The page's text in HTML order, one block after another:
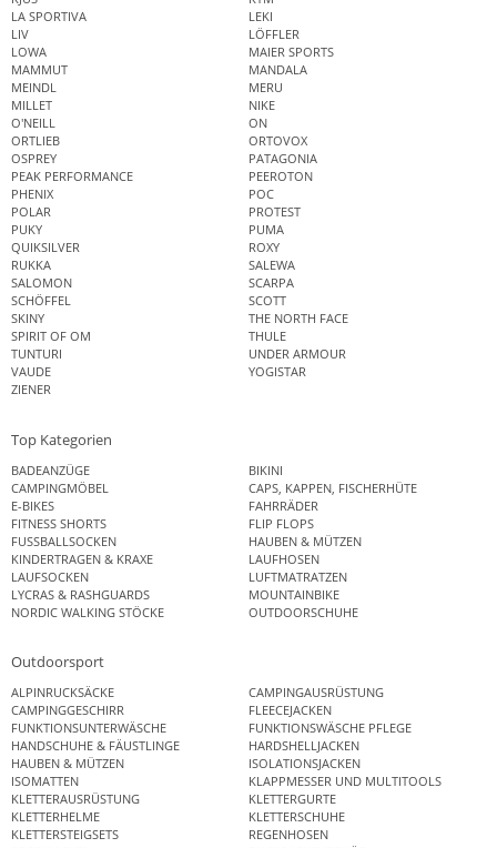
LA SPORTIVA
LEKI
LIV
LÖFFLER
LOWA
MAIER SPORTS
MAMMUT
MANDALA
MEINDL
MERU
MILLET
NIKE
O'NEILL
ON
ORTLIEB
ORTOVOX
OSPREY
PATAGONIA
PEAK PERFORMANCE
PEEROTON
PHENIX
POC
POLAR
PROTEST
PUKY
PUMA
QUIKSILVER
ROXY
RUKKA
SALEWA
SALOMON
SCARPA
SCHÖFFEL
SCOTT
SKINY
THE NORTH FACE
SPIRIT OF OM
THULE
TUNTURI
UNDER ARMOUR
VAUDE
YOGISTAR
ZIENER
Top Kategorien
BADEANZÜGE
BIKINI
CAMPINGMÖBEL
CAPS, KAPPEN, FISCHERHÜTE
E-BIKES
FAHRRÄDER
FITNESS SHORTS
FLIP FLOPS
FUSSBALLSOCKEN
HAUBEN & MÜTZEN
KINDERTRAGEN & KRAXE
LAUFHOSEN
LAUFSOCKEN
LUFTMATRATZEN
LYCRAS & RASHGUARDS
MOUNTAINBIKE
NORDIC WALKING STÖCKE
OUTDOORSCHUHE
Outdoorsport
ALPINRUCKSÄCKE
CAMPINGAUSRÜSTUNG
CAMPINGGESCHIRR
FLEECEJACKEN
FUNKTIONSUNTERWÄSCHE
FUNKTIONSWÄSCHE PFLEGE
HANDSCHUHE & FÄUSTLINGE
HARDSHELLJACKEN
HAUBEN & MÜTZEN
ISOLATIONSJACKEN
ISOMATTEN
KLAPPMESSER UND MULTITOOLS
KLETTERAUSRÜSTUNG
KLETTERGURTE
KLETTERHELME
KLETTERSCHUHE
KLETTERSTEIGSETS
REGENHOSEN